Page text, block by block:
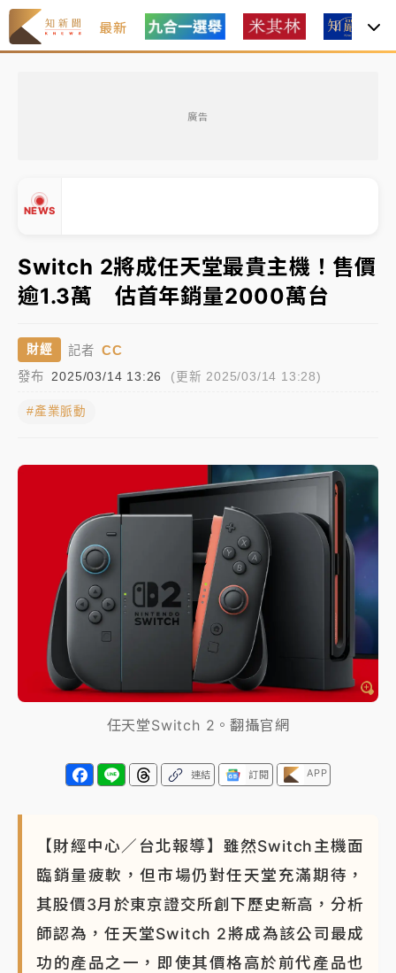
最新
廣告
NEWS
中信慈善基金會想增加董事人數！辜仲諒向法院聲請遭
故宮《龍藏經》特展第2檔！今線上預約開賣一度塞車
周六起展出延長至晚上7時
押庭
父親節泡湯了！中颱白海豚雨彈轟3天 「紅到發紫」降
暑假過三周才推「E宿新北打卡趣」！抽獎程序複雜 觀
中信慈善基金會想增加董事人數！辜仲諒向法院聲請遭
駁 理由曝光
故宮《龍藏經》特展第2檔！今線上預約開賣一度塞車
周六起展出延長至晚上7時
台東農業處長涉圖利渡假村！東檢抗告成功 今重開羈
押庭
Switch 2將成任天堂最貴主機！售價
逾1.3萬 估首年銷量2000萬台
財經 記者 CC
發布 2025/03/14 13:26 (更新 2025/03/14 13:28)
#產業脈動
任天堂Switch 2。翻攝官網
連結 訂閱 APP
【財經中心／台北報導】雖然Switch主機面
臨銷量疲軟，但市場仍對任天堂充滿期待，
其股價3月於東京證交所創下歷史新高，分析
師認為，任天堂Switch 2將成為該公司最成
功的產品之一，即使其價格高於前代產品也